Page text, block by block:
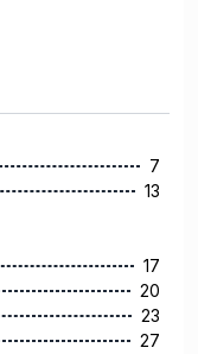
7
13
17
20
23
27